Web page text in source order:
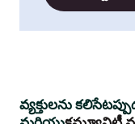
వ్యక్తులను